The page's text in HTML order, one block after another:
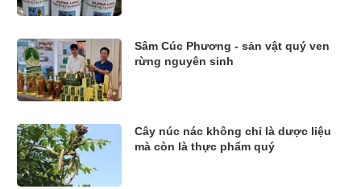
Sâm Cúc Phương - sản vật quý ven
rừng nguyên sinh
Cây núc nác không chỉ là dược liệu
mà còn là thực phẩm quý